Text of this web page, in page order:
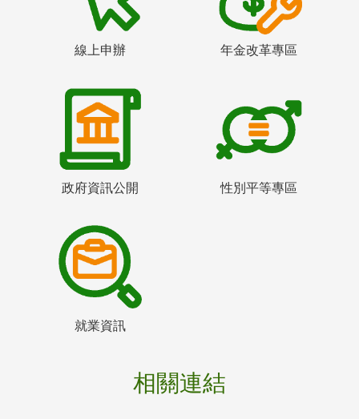
線上申辦 年金改革專區
政府資訊公開 性別平等專區
就業資訊
相關連結